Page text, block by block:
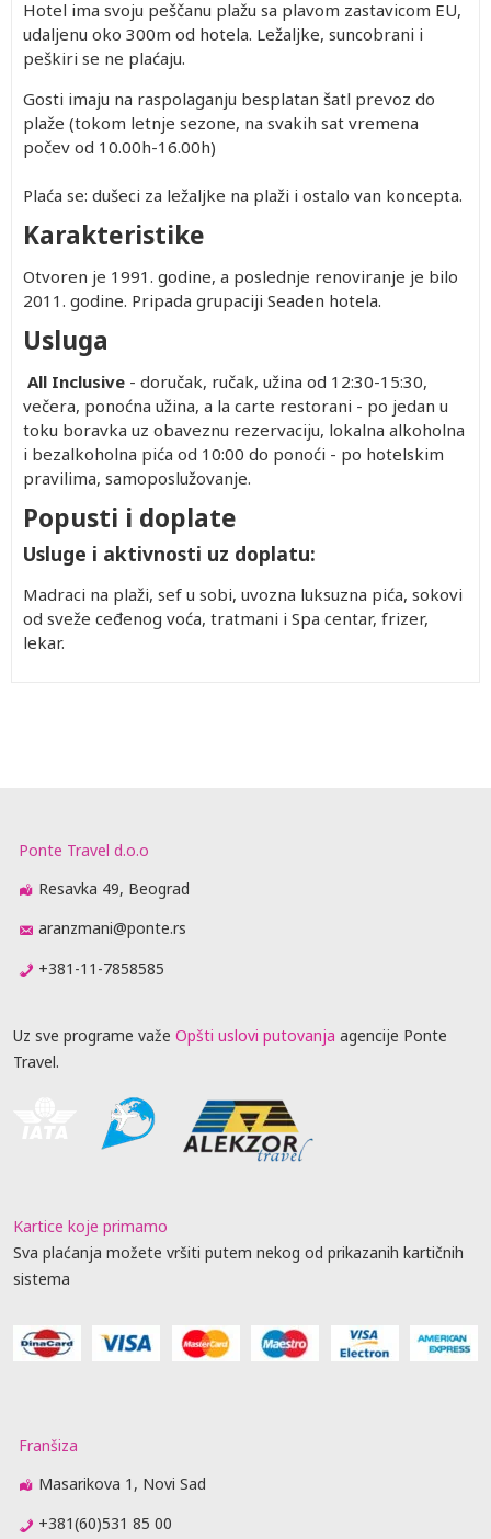
Hotel ima svoju peščanu plažu sa plavom zastavicom EU,
udaljenu oko 300m od hotela. Ležaljke, suncobrani i
peškiri se ne plaćaju.
Gosti imaju na raspolaganju besplatan šatl prevoz do
plaže (tokom letnje sezone, na svakih sat vremena
počev od 10.00h-16.00h)
Plaća se: dušeci za ležaljke na plaži i ostalo van koncepta.
Karakteristike
Otvoren je 1991. godine, a poslednje renoviranje je bilo
2011. godine. Pripada grupaciji Seaden hotela.
Usluga
All Inclusive - doručak, ručak, užina od 12:30-15:30,
večera, ponoćna užina, a la carte restorani - po jedan u
toku boravka uz obaveznu rezervaciju, lokalna alkoholna
i bezalkoholna pića od 10:00 do ponoći - po hotelskim
pravilima, samoposlužovanje.
Popusti i doplate
Usluge i aktivnosti uz doplatu:
Madraci na plaži, sef u sobi, uvozna luksuzna pića, sokovi
od sveže ceđenog voća, tratmani i Spa centar, frizer,
lekar.
Ponte Travel d.o.o
Resavka 49, Beograd
aranzmani@ponte.rs
+381-11-7858585
Uz sve programe važe Opšti uslovi putovanja agencije Ponte
Travel.
Kartice koje primamo
Sva plaćanja možete vršiti putem nekog od prikazanih kartičnih
sistema
Franšiza
Masarikova 1, Novi Sad
+381(60)531 85 00